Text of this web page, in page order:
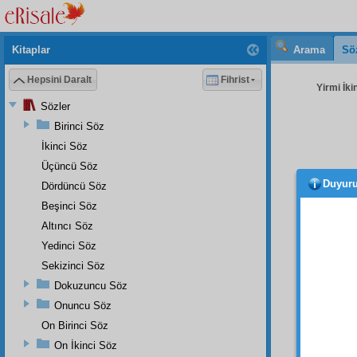
Arama
Yirmi
güzel
Kitaplar
Hepsini Daralt Fihrist
Sözler
Birinci Söz
İkinci Söz
Üçüncü Söz
Dördüncü Söz
Beşinci Söz
Altıncı Söz
Yedinci Söz
Sekizinci Söz
Dokuzuncu Söz
Onuncu Söz
On Birinci Söz
On İkinci Söz
Duyuru